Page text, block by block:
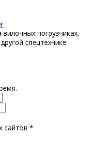
погрузчиках,
спецтехнике.
сайтов *